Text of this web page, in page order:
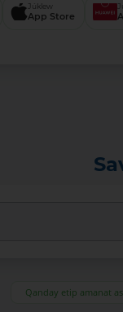
Júklew
App Store
Qanday etip amanat